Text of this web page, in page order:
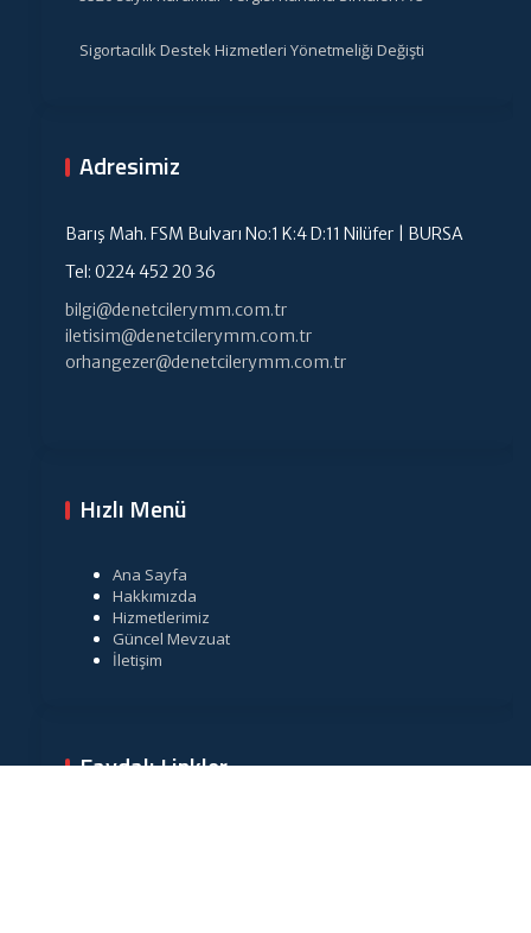
Sigortacılık Destek Hizmetleri Yönetmeliği Değişti
Adresimiz
Barış Mah. FSM Bulvarı No:1 K:4 D:11 Nilüfer | BURSA
Tel: 0224 452 20 36
bilgi@denetcilerymm.com.tr
iletisim@denetcilerymm.com.tr
orhangezer@denetcilerymm.com.tr
Hızlı Menü
Ana Sayfa
Hakkımızda
Hizmetlerimiz
Güncel Mevzuat
İletişim
Faydalı Linkler